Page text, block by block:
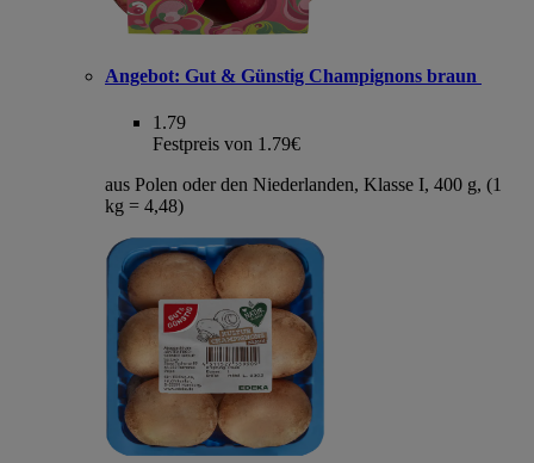
Angebot: Gut & Günstig Champignons braun
1.79
Festpreis von 1.79€
aus Polen oder den Niederlanden, Klasse I, 400 g, (1
kg = 4,48)